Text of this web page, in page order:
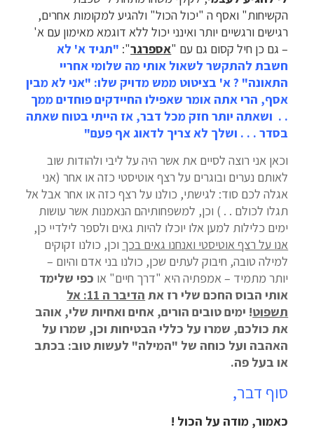
הקשיחות" ואסף ה "יכול הכול" ולהגיע למקומות אחרים,
רגישים ורגשיים יותר ואינני יכול ללא דוגמא מאימון עם א'
– גם כן חיל קסום גם עם "אספרגר": "תגיד א' לא
חשבת להתקשר לשאול אותי מה שלומי אחריי
התאונה" ? א' בציטוט ממש מדויק שלו: "אני לא מבין
אסף, הרי אתה אומר שאפילו החיידקים פוחדים ממך
. . ושאתה יותר חזק מכל דבר, אז הייתי בטוח שאתה
בסדר . . . ושלך לא צריך לדאוג אף פעם"
וכאן אני רוצה לסיים את אשר היה על ליבי ולהודות שוב
לאותם נערים ובוגרים על רצף אוטיסטי כזה או אחר (אני
אגלה לכם סוד: לגישתי, כולנו על רצף כזה או אחר אבל אל
תגלו לכולם . . ) וכן, למשפחותיהם הנאמנות אשר עושות
ימים כלילות למען אלו יוכלו להיות גאים ולספר לילדיי כן,
אנו על רצף אוטיסטי ואנחנו גאים בכך וכן, כולנו זקוקים
למילה טובה, חיבוק לעתים שכן, כולנו בני אדם והיום –
יותר מתמיד – אמפתיה היא "דרך חיים" או כפי שלימד
אותי הבוס החכם שלי רז את
הדיבר ה 11: אל
תשפוט! ימים טובים הורים, אחים ואחיות שלי, אוהב
את כולכם, שמרו על כללי הבטיחות וכן, שמרו על
האהבה ועל כוחה של "המילה" לעשות טוב: בכתב
או בעל פה.
סוף דבר,
כאמור, מודה על הכול !